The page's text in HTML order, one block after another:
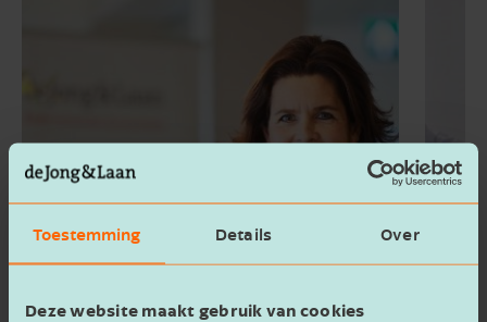
Toestemming Details Over
Deze website maakt gebruik van cookies